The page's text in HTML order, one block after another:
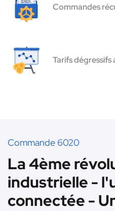
Commandes
Tarifs
Commande 6020
La 4ème
industrielle -
connectée -